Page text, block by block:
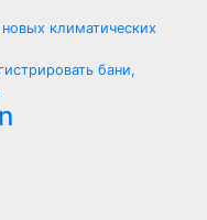
климатических
бани,